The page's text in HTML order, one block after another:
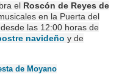
el Roscón de Reyes de
en la Puerta del
las 12:00 horas de
navideño y de
de Moyano